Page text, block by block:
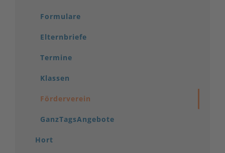
Formulare
Elternbriefe
Termine
Klassen
Förderverein
GanzTagsAngebote
Hort